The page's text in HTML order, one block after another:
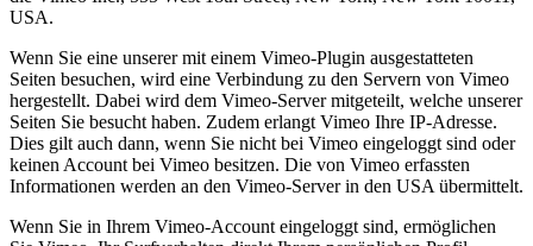
USA.
Wenn Sie eine unserer mit einem Vimeo-Plugin ausgestatteten
Seiten besuchen, wird eine Verbindung zu den Servern von Vimeo
hergestellt. Dabei wird dem Vimeo-Server mitgeteilt, welche unserer
Seiten Sie besucht haben. Zudem erlangt Vimeo Ihre IP-Adresse.
Dies gilt auch dann, wenn Sie nicht bei Vimeo eingeloggt sind oder
keinen Account bei Vimeo besitzen. Die von Vimeo erfassten
Informationen werden an den Vimeo-Server in den USA übermittelt.
Wenn Sie in Ihrem Vimeo-Account eingeloggt sind, ermöglichen